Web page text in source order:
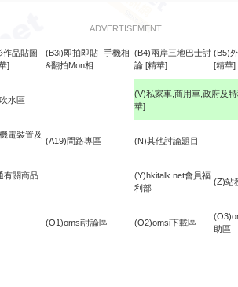
ADVERTISEMENT
作品貼圖
]
(B3i)即拍即貼 -手機相
&翻拍Mon相
(B4)兩岸三地巴士討
論 [精華]
(B5)
[精華]
水區
(V)私家車,商用車,政府及
華]
電裝置及
(A19)問路專區 (N)其他討論題目
有關商品
(Y)hkitalk.net會員福
利部
(Z)站
(O1)omsi討論區 (O2)omsi下載區
助區